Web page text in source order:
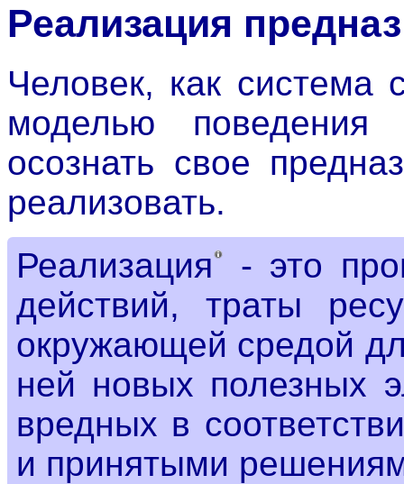
Реализация
Человек, как система
моделью поведения
осознать свое
реализовать.
Реализация
- это
действий, траты
окружающей средой
ней новых полезных
вредных в
и принятыми